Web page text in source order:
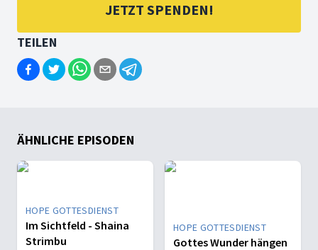
JETZT SPENDEN!
TEILEN
ÄHNLICHE EPISODEN
HOPE GOTTESDIENST
Im Sichtfeld - Shaina
Strimbu
HOPE GOTTESDIENST
Gottes Wunder hängen